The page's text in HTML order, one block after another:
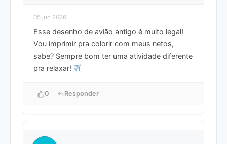
05 jun 2026
Esse desenho de avião antigo é muito legal!
Vou imprimir pra colorir com meus netos,
sabe? Sempre bom ter uma atividade diferente
pra relaxar!
0 Responder